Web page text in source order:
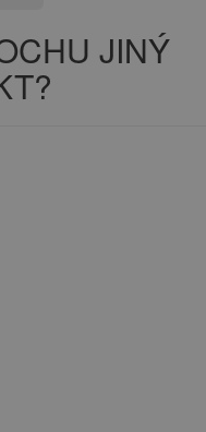
JINÝ